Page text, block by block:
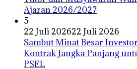
Ajaran 2026/2027
5
22 Juli 202622 Juli 2026
Sambut Minat Besar
Kontrak Jangka Panjang
PSEL